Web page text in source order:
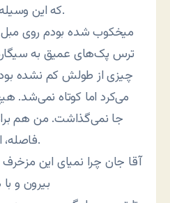
که این وسیله لعنتی کلاً خاموش است.
میخکوب شده بودم روی
ترس پک‌های عمیق به
چیزی از طولش کم نشده
می‌کرد اما کوتاه نمی‌شد.
جا نمی‌گذاشت. من هم
فاصله، اما عمیق، آن را می‌مکیدم.
بیرون و